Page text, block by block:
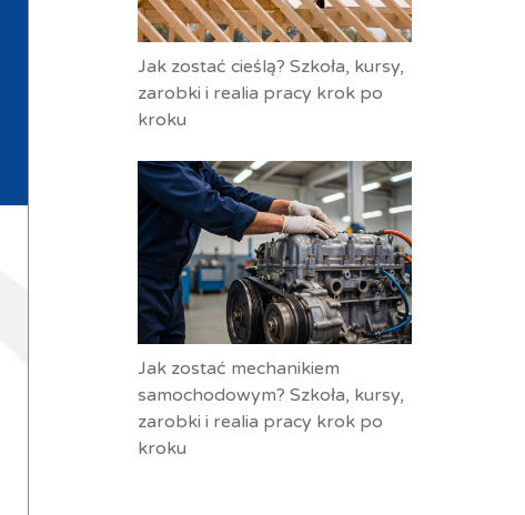
Jak zostać cieślą? Szkoła, kursy,
zarobki i realia pracy krok po
kroku
Jak zostać mechanikiem
samochodowym? Szkoła, kursy,
zarobki i realia pracy krok po
kroku